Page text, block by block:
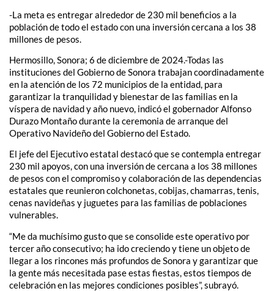
-La meta es entregar alrededor de 230 mil beneficios a la
población de todo el estado con una inversión cercana a los 38
millones de pesos.
Hermosillo, Sonora; 6 de diciembre de 2024.-Todas las
instituciones del Gobierno de Sonora trabajan coordinadamente
en la atención de los 72 municipios de la entidad, para
garantizar la tranquilidad y bienestar de las familias en la
víspera de navidad y año nuevo, indicó el gobernador Alfonso
Durazo Montaño durante la ceremonia de arranque del
Operativo Navideño del Gobierno del Estado.
El jefe del Ejecutivo estatal destacó que se contempla entregar
230 mil apoyos, con una inversión de cercana a los 38 millones
de pesos con el compromiso y colaboración de las dependencias
estatales que reunieron colchonetas, cobijas, chamarras, tenis,
cenas navideñas y juguetes para las familias de poblaciones
vulnerables.
“Me da muchísimo gusto que se consolide este operativo por
tercer año consecutivo; ha ido creciendo y tiene un objeto de
llegar a los rincones más profundos de Sonora y garantizar que
la gente más necesitada pase estas fiestas, estos tiempos de
celebración en las mejores condiciones posibles”, subrayó.